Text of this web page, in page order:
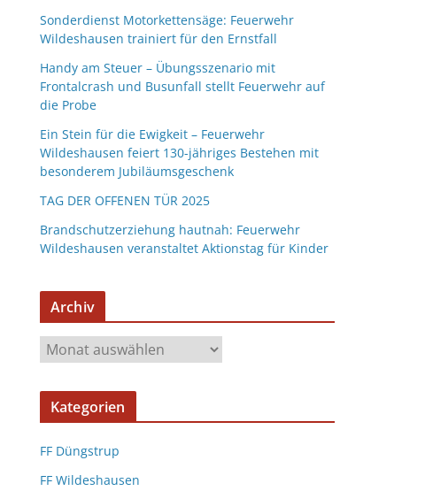
Sonderdienst Motorkettensäge: Feuerwehr
Wildeshausen trainiert für den Ernstfall
Handy am Steuer – Übungsszenario mit
Frontalcrash und Busunfall stellt Feuerwehr auf
die Probe
Ein Stein für die Ewigkeit – Feuerwehr
Wildeshausen feiert 130-jähriges Bestehen mit
besonderem Jubiläumsgeschenk
TAG DER OFFENEN TÜR 2025
Brandschutzerziehung hautnah: Feuerwehr
Wildeshausen veranstaltet Aktionstag für Kinder
Archiv
Kategorien
FF Düngstrup
FF Wildeshausen